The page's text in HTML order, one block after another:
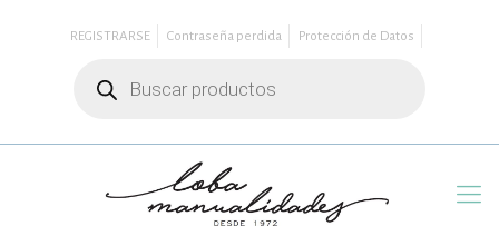
REGISTRARSE Contraseña perdida
Protección de Datos
productos